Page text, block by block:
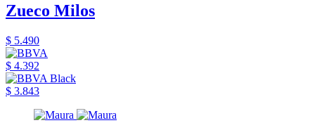
Zueco Milos
$ 5.490
$ 4.392
$ 3.843